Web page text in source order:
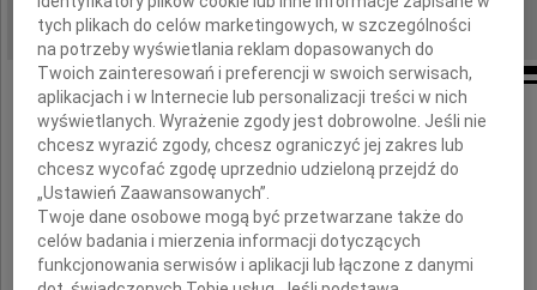
DATA EMISJI: 16.06.2026
Z głębokim żalem zawiadamiamy,
że w dniu 9 czerwca 2026 roku zmarł
Prof. dr hab.
tych plikach do celów marketingowych, w szczególności
na potrzeby wyświetlania reklam dopasowanych do
Twoich zainteresowań i preferencji w swoich serwisach,
aplikacjach i w Internecie lub personalizacji treści w nich
wyświetlanych. Wyrażenie zgody jest dobrowolne. Jeśli nie
chcesz wyrazić zgody, chcesz ograniczyć jej zakres lub
chcesz wycofać zgodę uprzednio udzieloną przejdź do
„Ustawień Zaawansowanych”.
Twoje dane osobowe mogą być przetwarzane także do
celów badania i mierzenia informacji dotyczących
funkcjonowania serwisów i aplikacji lub łączone z danymi